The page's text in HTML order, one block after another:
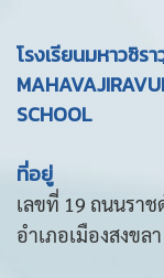
โรงเรียนมหาวชิร
SCHOOL
ที่อยู่
เลขที่ 19 ถนนรา
อำเภอเมืองสงขล